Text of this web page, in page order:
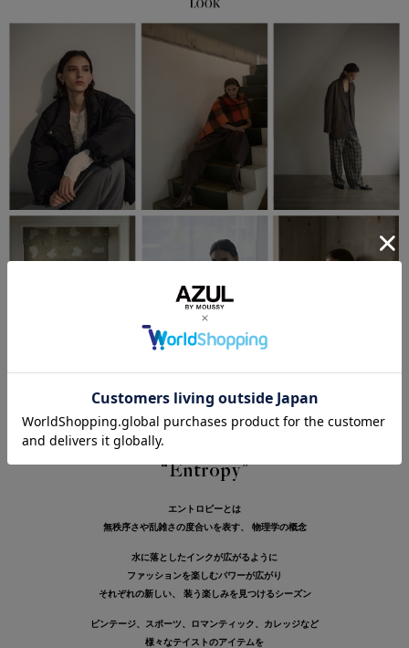
25 Autumn ＆ Winter Theme
“Entropy”
エントロピーとは
無秩序さや乱雑さの度合いを表す、 物理学の概念
水に落としたインクが広がるように
ファッションを楽しむパワーが広がり
それぞれの新しい、 装う楽しみを見つけるシーズン
ビンテージ、スポーツ、ロマンティック、カレッジなど
様々なテイストのアイテムを